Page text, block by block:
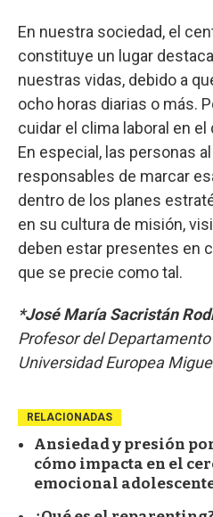
En nuestra sociedad, el
constituye un lugar
nuestras vidas, debido a
ocho horas diarias o más.
cuidar el clima laboral en
En especial, las personas
responsables de marcar
dentro de los planes
en su cultura de misión,
deben estar presentes en
que se precie como tal.
*José María Sacristán
Profesor del
Universidad Europea
RELACIONADAS
Ansiedad y presión
cómo impacta en el
emocional